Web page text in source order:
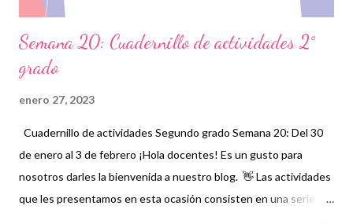
Semana 20: Cuadernillo de actividades 2°
grado
enero 27, 2023
Cuadernillo de actividades Segundo grado Semana 20: Del 30
de enero al 3 de febrero ¡Hola docentes! Es un gusto para
nosotros darles la bienvenida a nuestro blog. 👋 Las actividades
que les presentamos en esta ocasión consisten en una serie de